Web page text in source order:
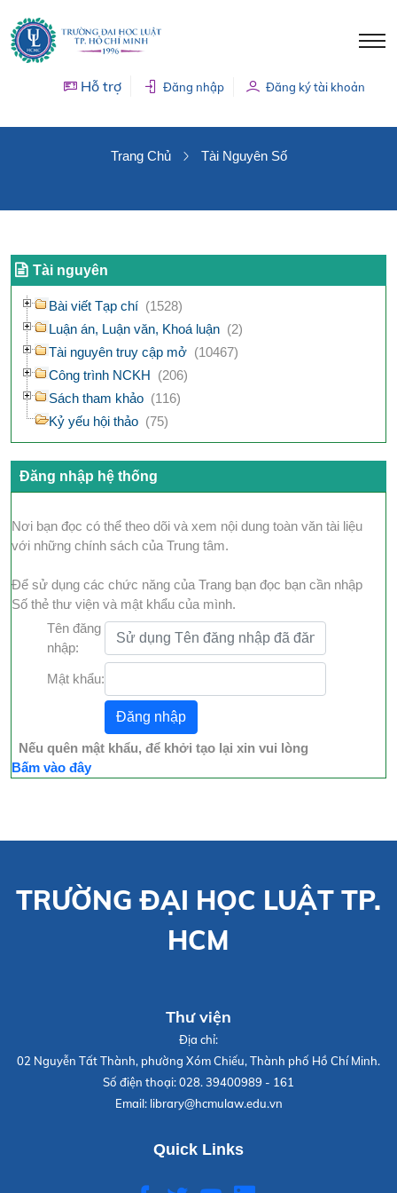
Hỗ trợ Đăng nhập Đăng ký tài khoản
Trang Chủ Tài Nguyên Số
Tài nguyên
Bài viết Tạp chí (1528)
Luận án, Luận văn, Khoá luận (2)
Tài nguyên truy cập mở (10467)
Công trình NCKH (206)
Sách tham khảo (116)
Kỷ yếu hội thảo (75)
Đăng nhập hệ thống
Nơi bạn đọc có thể theo dõi và xem nội dung toàn văn tài liệu
với những chính sách của Trung tâm.
Để sử dụng các chức năng của Trang bạn đọc bạn cần nhập
Số thẻ thư viện và mật khẩu của mình.
Tên đăng
nhập:
Mật khẩu:
Nếu quên mật khẩu, để khởi tạo lại xin vui lòng
Bấm vào đây
TRƯỜNG ĐẠI HỌC LUẬT TP.
HCM
Thư viện
Địa chỉ:
02 Nguyễn Tất Thành, phường Xóm Chiếu, Thành phố Hồ Chí Minh.
Số điện thoại:028. 39400989 - 161
Email: library@hcmulaw.edu.vn
Quick Links